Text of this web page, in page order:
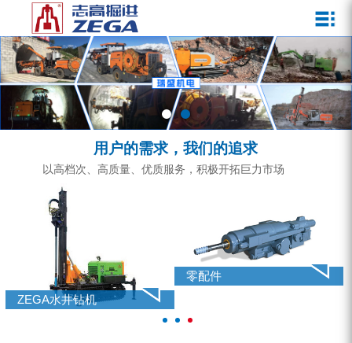
企业文化
发展历程
资质荣誉
宣传视频
公司新闻
行业动态
ZEGA一体式潜孔钻机
ZEGA地下掘进台车
ZEGA小型一体式露天钻机
ZEGA全液压顶锤钻机
零配件
锚固钻机系列
FY水井钻车系列
服务介绍
服务中心
营销网络
用户的需求，我们的追求
以高档次、高质量、优质服务，积极开拓巨力市场
ZEGA水井钻机
零配件